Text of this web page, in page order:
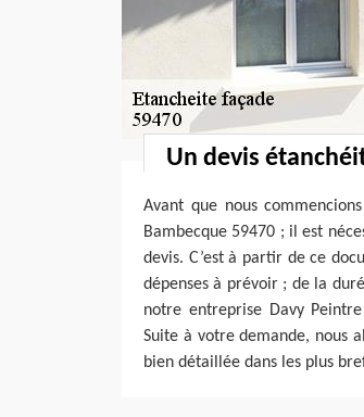
Un devis
Avant que nous
Bambecque 59470 ; il est
devis. C’est à partir de ce
dépenses à prévoir ; de la
notre entreprise Davy
Suite à votre demande, nous
bien détaillée dans les plus